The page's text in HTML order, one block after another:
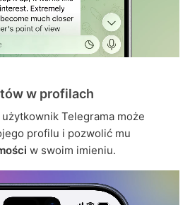
w profilach
Telegrama może
profilu i pozwolić mu
w swoim imieniu.